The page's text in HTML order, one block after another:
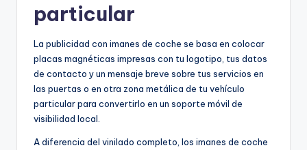
particular
La publicidad con imanes de coche se basa en colocar
placas magnéticas impresas con tu logotipo, tus datos
de contacto y un mensaje breve sobre tus servicios en
las puertas o en otra zona metálica de tu vehículo
particular para convertirlo en un soporte móvil de
visibilidad local.
A diferencia del vinilado completo, los imanes de coche